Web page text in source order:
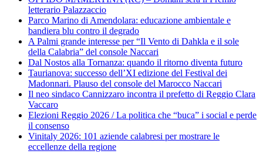
letterario Palazzaccio
Parco Marino di Amendolara: educazione ambientale e
bandiera blu contro il degrado
A Palmi grande interesse per “Il Vento di Dahkla e il sole
della Calabria” del console Naccari
Dal Nostos alla Tornanza: quando il ritorno diventa futuro
Taurianova: successo dell’XI edizione del Festival dei
Madonnari. Plauso del console del Marocco Naccari
Il neo sindaco Cannizzaro incontra il prefetto di Reggio Clara
Vaccaro
Elezioni Reggio 2026 / La politica che “buca” i social e perde
il consenso
Vinitaly 2026: 101 aziende calabresi per mostrare le
eccellenze della regione